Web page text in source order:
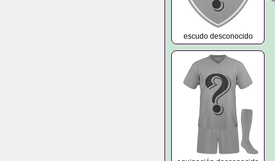
escudo desconocido